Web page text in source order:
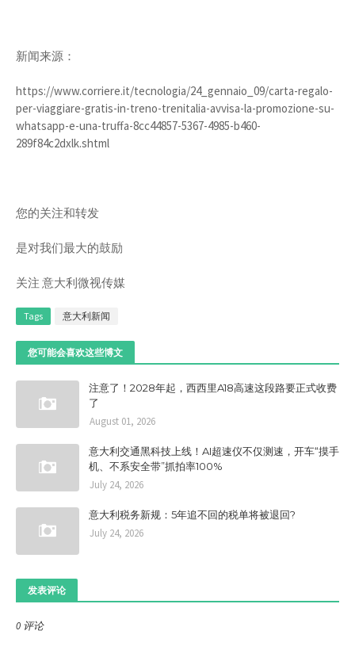
新闻来源：
https://www.corriere.it/tecnologia/24_gennaio_09/carta-regalo-
per-viaggiare-gratis-in-treno-trenitalia-avvisa-la-promozione-su-
whatsapp-e-una-truffa-8cc44857-5367-4985-b460-
289f84c2dxlk.shtml
您的关注和转发
是对我们最大的鼓励
关注 意大利微视传媒
Tags 意大利新闻
您可能会喜欢这些博文
注意了！2028年起，西西里A18高速这段路要正式收费
了
August 01, 2026
意大利交通黑科技上线！AI超速仪不仅测速，开车“摸手
机、不系安全带”抓拍率100%
July 24, 2026
意大利税务新规：5年追不回的税单将被退回?
July 24, 2026
发表评论
0 评论